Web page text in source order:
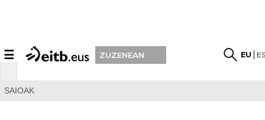
☰ ZUZENEAN EU
SAIOAK